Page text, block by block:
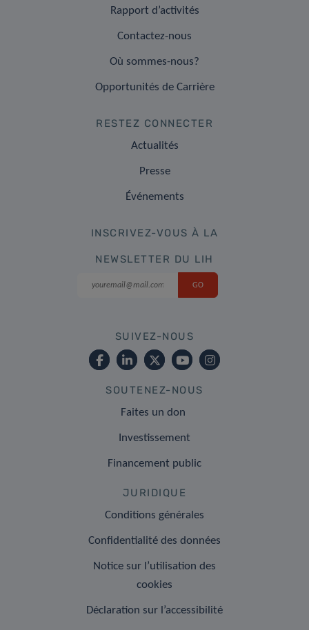
Rapport d’activités
Contactez-nous
Où sommes-nous?
Opportunités de Carrière
RESTEZ CONNECTER
Actualités
Presse
Événements
INSCRIVEZ-VOUS À LA
NEWSLETTER DU LIH
SUIVEZ-NOUS
SOUTENEZ-NOUS
Faites un don
Investissement
Financement public
JURIDIQUE
Conditions générales
Confidentialité des données
Notice sur l’utilisation des
cookies
Déclaration sur l’accessibilité